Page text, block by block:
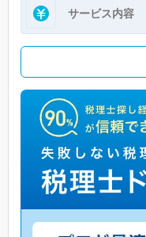
サービス内容